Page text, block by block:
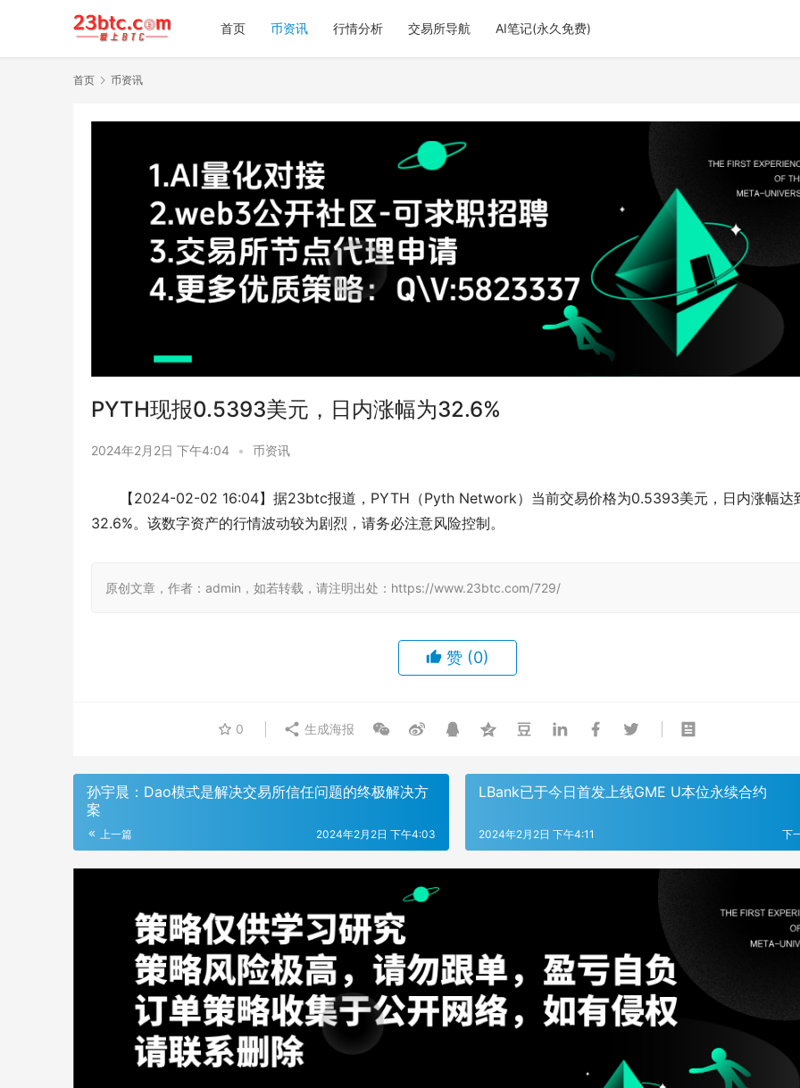
首页 币资讯 行情分析 交易所导航 AI笔记(永久免费)
首页 币资讯
PYTH现报0.5393美元，日内涨幅为32.6%
2024年2月2日 下午4:04 • 币资讯
【2024-02-02 16:04】据23btc报道，PYTH（Pyth Network）当前交易价格为0.5393美元，日内涨幅达
32.6%。该数字资产的行情波动较为剧烈，请务必注意风险控制。
原创文章，作者：admin，如若转载，请注明出处：https://www.23btc.com/729/
赞 (0)
0 生成海报
孙宇晨：Dao模式是解决交易所信任问题的终极解决方
案
上一篇 2024年2月2日 下午4:03
LBank已于今日首发上线GME U本位永续合约
下
2024年2月2日 下午4:11